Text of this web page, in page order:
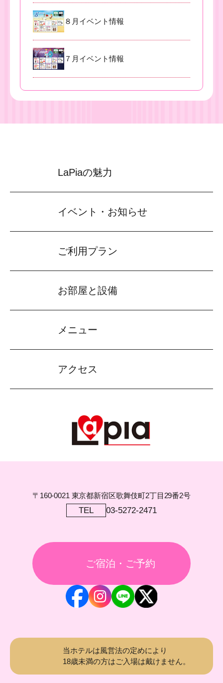
８月イベント情報
７月イベント情報
LaPiaの魅力
イベント・お知らせ
ご利用プラン
お部屋と設備
メニュー
アクセス
〒160-0021 東京都新宿区歌舞伎町2丁目29番2号
TEL 03-5272-2471
ご宿泊・ご予約
当ホテルは風営法の定めにより
18歳未満の方はご入場は戴けません。